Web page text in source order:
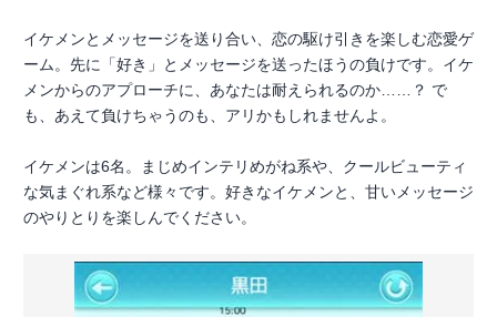
イケメンとメッセージを送り合い、恋の駆け引きを楽しむ恋愛ゲ
ーム。先に「好き」とメッセージを送ったほうの負けです。イケ
メンからのアプローチに、あなたは耐えられるのか……？ で
も、あえて負けちゃうのも、アリかもしれませんよ。
イケメンは6名。まじめインテリめがね系や、クールビューティ
な気まぐれ系など様々です。好きなイケメンと、甘いメッセージ
のやりとりを楽しんでください。